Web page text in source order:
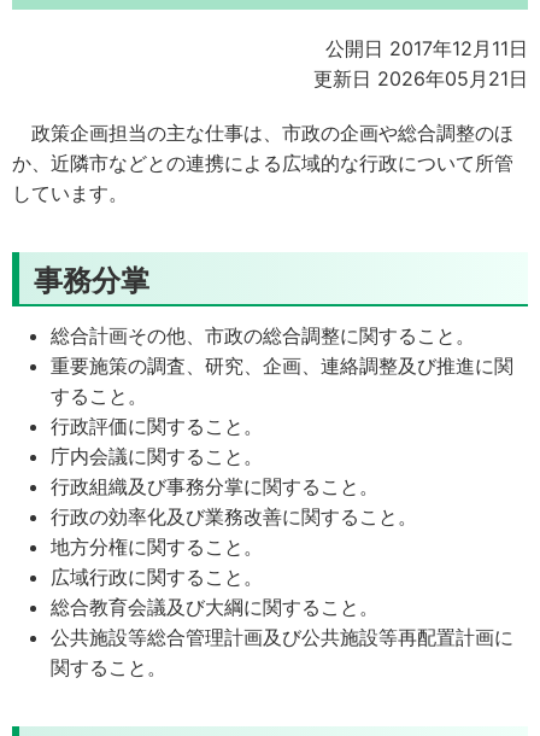
公開日 2017年12月11日
更新日 2026年05月21日
政策企画担当の主な仕事は、市政の企画や総合調整のほ
か、近隣市などとの連携による広域的な行政について所管
しています。
事務分掌
総合計画その他、市政の総合調整に関すること。
重要施策の調査、研究、企画、連絡調整及び推進に関
すること。
行政評価に関すること。
庁内会議に関すること。
行政組織及び事務分掌に関すること。
行政の効率化及び業務改善に関すること。
地方分権に関すること。
広域行政に関すること。
総合教育会議及び大綱に関すること。
公共施設等総合管理計画及び公共施設等再配置計画に
関すること。